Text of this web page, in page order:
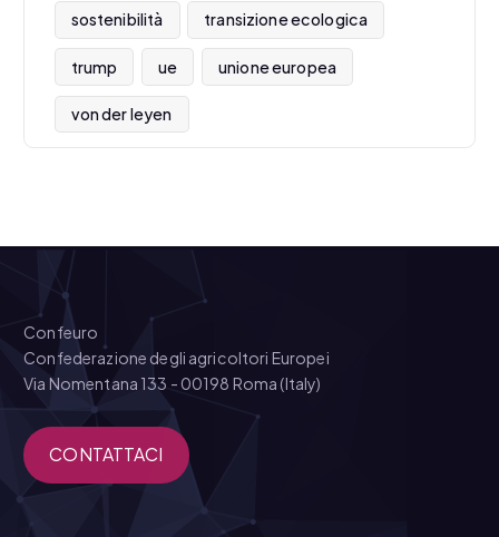
sostenibilità transizione ecologica
trump ue unione europea
von der leyen
Confeuro
Confederazione degli agricoltori Europei
Via Nomentana 133 - 00198 Roma (Italy)
CONTATTACI